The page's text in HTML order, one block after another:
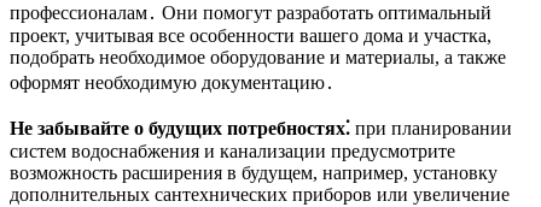
профессионалам․ Они помогут разработать оптимальный
проект, учитывая все особенности вашего дома и участка,
подобрать необходимое оборудование и материалы, а также
оформят необходимую документацию․
Не забывайте о будущих потребностях⁚ при планировании
систем водоснабжения и канализации предусмотрите
возможность расширения в будущем, например, установку
дополнительных сантехнических приборов или увеличение